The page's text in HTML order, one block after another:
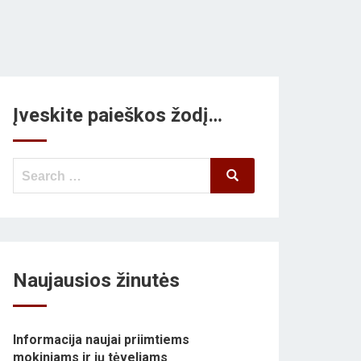
Įveskite paieškos žodį…
Search
Search
Naujausios žinutės
Informacija naujai priimtiems
mokiniams ir jų tėveliams